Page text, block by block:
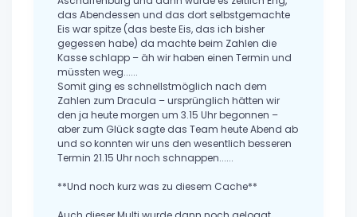
das Abendessen und das dort selbstgemachte
Eis war spitze (das beste Eis, das ich bisher
gegessen habe) da machte beim Zahlen die
Kasse schlapp – äh wir haben einen Termin und
müssten weg......
Somit ging es schnellstmöglich nach dem
Zahlen zum Dracula – ursprünglich hätten wir
den ja heute morgen um 3.15 Uhr begonnen –
aber zum Glück sagte das Team heute Abend ab
und so konnten wir uns den wesentlich besseren
Termin 21.15 Uhr noch schnappen......
**Und noch kurz was zu diesem Cache**